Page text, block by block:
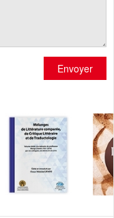
Envoyer